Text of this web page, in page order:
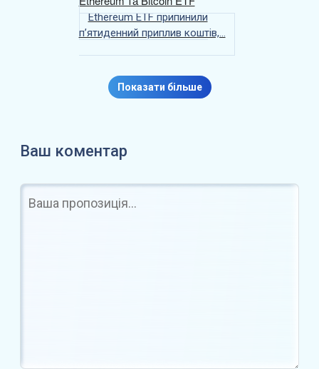
Ethereum ETF припинили
п’ятиденний приплив коштів,…
Показати більше
Ваш коментар